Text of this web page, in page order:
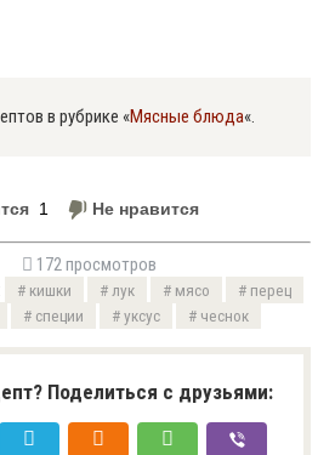
в рубрике «Мясные блюда«.
1 Не нравится
172 просмотров
кишки лук мясо
перец
специи уксус чеснок
Поделиться с друзьями: